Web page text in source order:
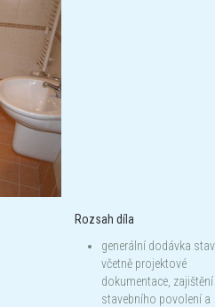
Rozsah díla
generální dodávka
včetně projektové
dokumentace, zajištění
stavebního povolení a